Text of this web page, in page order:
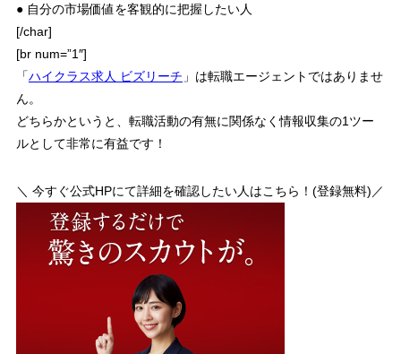
● 自分の市場価値を客観的に把握したい人
[/char]
[br num=”1″]
「ハイクラス求人 ビズリーチ 」は転職エージェントではありませ
ん。
どちらかというと、 転職活動の有無に関係なく情報収集の1ツー
ルとして非常に有益です！
＼ 今すぐ公式HPにて詳細を確認したい人はこちら！(登録無料)／